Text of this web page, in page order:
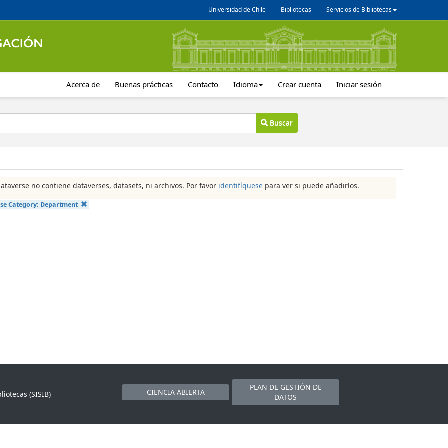
Universidad de Chile Bibliotecas Servicios de Bibliotecas
Acerca de Buenas prácticas Contacto Idioma Crear cuenta Iniciar sesión
Buscar
no contiene dataverses, datasets, ni archivos. Por favor identifíquese para ver si puede añadirlos.
Category: Department
(SISIB)
CIENCIA ABIERTA
PLAN DE GESTIÓN DE
DATOS